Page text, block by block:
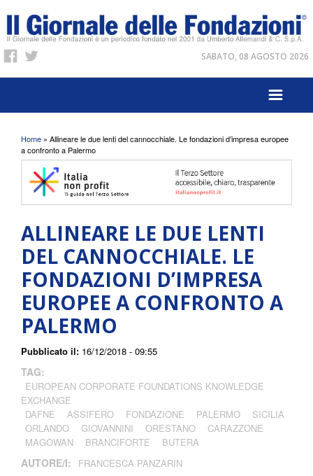
SABATO, 08 AGOSTO 2026
Tu sei qui
Home » Allineare le due lenti del cannocchiale. Le fondazioni d’impresa europee
a confronto a Palermo
ALLINEARE LE DUE LENTI
DEL CANNOCCHIALE. LE
FONDAZIONI D’IMPRESA
EUROPEE A CONFRONTO A
PALERMO
Pubblicato il: 16/12/2018 - 09:55
TAG:
EUROPEAN CORPORATE FOUNDATIONS KNOWLEDGE
EXCHANGE
DAFNE
ASSIFERO FONDAZIONE PALERMO
SICILIA
ORLANDO
GIOVANNINI ORESTANO
CARAZZONE
MAGOWAN
BRANCIFORTE BUTERA
AUTORE/I: FRANCESCA PANZARIN